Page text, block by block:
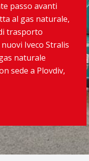
passo avanti
al gas naturale,
trasporto
Iveco Stralis
naturale
sede a Plovdiv,